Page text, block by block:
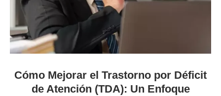
Cómo Mejorar el Trastorno por Déficit
de Atención (TDA): Un Enfoque